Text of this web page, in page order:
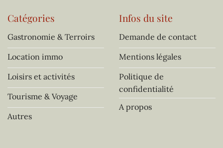
Catégories
Gastronomie & Terroirs
Location immo
Loisirs et activités
Tourisme & Voyage
Autres
Infos du site
Demande de contact
Mentions légales
Politique de
confidentialité
A propos